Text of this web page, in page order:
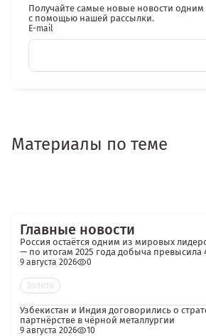
Получайте самые новые новости
с помощью нашей рассылки.
E-mail
Материалы по теме
Главные новости
Россия остаётся одним из мировых
— по итогам 2025 года добыча превысила
9 августа 2026 0
Золото
Узбекистан и Индия договорились о
партнёрстве в чёрной металлургии
9 августа 2026 10